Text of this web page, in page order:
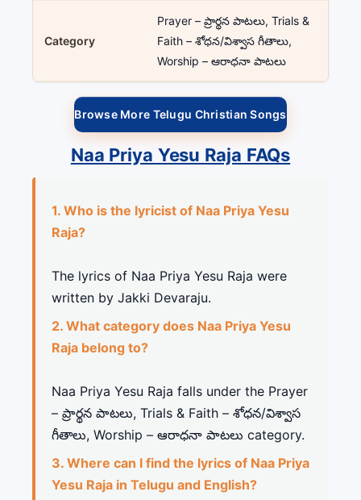
Category
Prayer – ప్రార్థన పాటలు, Trials &
Faith – శోధన/విశ్వాస గీతాలు,
Worship – ఆరాధనా పాటలు
Browse More Telugu Christian Songs
Naa Priya Yesu Raja FAQs
1. Who is the lyricist of Naa Priya Yesu
Raja?
The lyrics of Naa Priya Yesu Raja were
written by Jakki Devaraju.
2. What category does Naa Priya Yesu
Raja belong to?
Naa Priya Yesu Raja falls under the Prayer
– ప్రార్థన పాటలు, Trials & Faith – శోధన/విశ్వాస
గీతాలు, Worship – ఆరాధనా పాటలు category.
3. Where can I find the lyrics of Naa Priya
Yesu Raja in Telugu and English?